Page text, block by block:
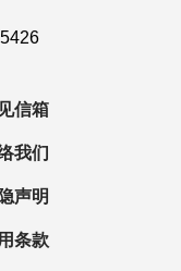
信箱
我们
声明
条款